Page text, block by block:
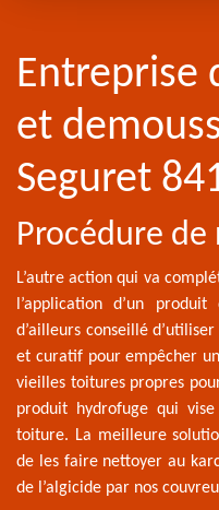
Entreprise
et
Seguret
Procédure
L’autre action qui va
l’application d’un
d’ailleurs conseillé
et curatif pour empêcher
vieilles toitures propres
produit hydrofuge qui
toiture. La meilleure
de les faire nettoyer au
de l’algicide par nos